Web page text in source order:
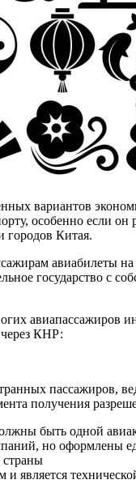
вариантов
особенно если
городов Китая.
государство с
авиапассажиров
через КНР:
пассажиров,
получения
быть одной
но оформлены
страны
и является